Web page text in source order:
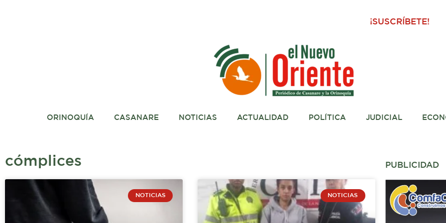
¡SUSCRÍBETE!
ORINOQUÍA CASANARE NOTICIAS ACTUALIDAD POLÍTICA JUDICIAL
cómplices
NOTICIAS NOTICIAS
PUBLICIDAD